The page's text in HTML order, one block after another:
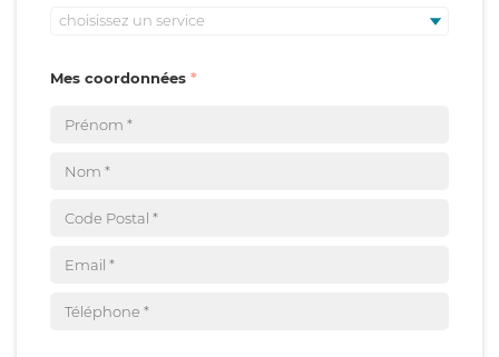
choisissez un service
Mes coordonnées